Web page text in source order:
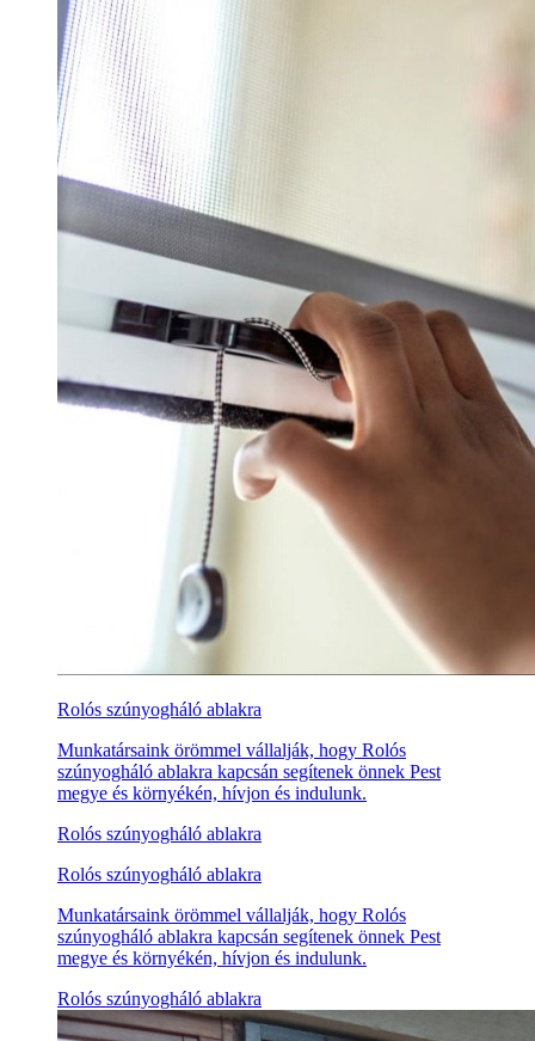
Rolós szúnyogháló ablakra
Munkatársaink örömmel vállalják, hogy Rolós
szúnyogháló ablakra kapcsán segítenek önnek Pest
megye és környékén, hívjon és indulunk.
Rolós szúnyogháló ablakra
Rolós szúnyogháló ablakra
Munkatársaink örömmel vállalják, hogy Rolós
szúnyogháló ablakra kapcsán segítenek önnek Pest
megye és környékén, hívjon és indulunk.
Rolós szúnyogháló ablakra